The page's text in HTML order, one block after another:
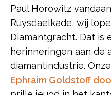
Paul Horowitz
Ruysdaelkade, wij
Diamantgracht. Dat is
herinneringen aan de
diamantindustrie. Onze
Ephraim Goldstoff